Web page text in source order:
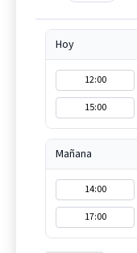
Hoy
12:00
15:00
Mañana
14:00
17:00